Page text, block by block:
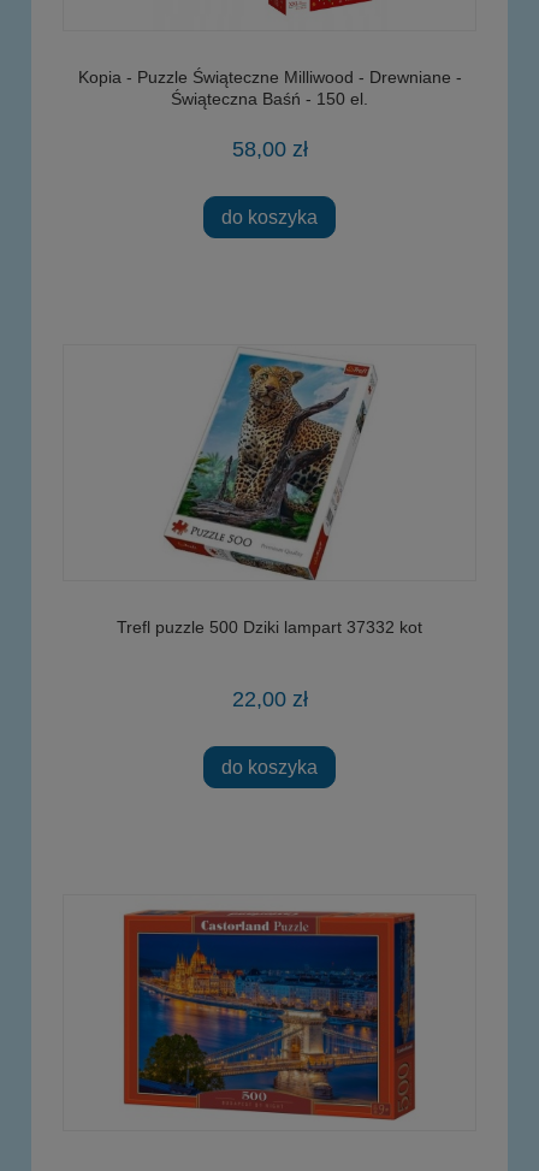
Kopia - Puzzle Świąteczne Milliwood - Drewniane -
Świąteczna Baśń - 150 el.
58,00 zł
do koszyka
Trefl puzzle 500 Dziki lampart 37332 kot
22,00 zł
do koszyka